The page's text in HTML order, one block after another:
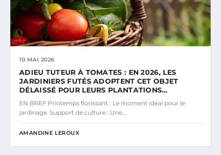
10 MAI 2026
ADIEU TUTEUR À TOMATES : EN 2026, LES
JARDINIERS FUTÉS ADOPTENT CET OBJET
DÉLAISSÉ POUR LEURS PLANTATIONS…
EN BREF Printemps florissant : Le moment idéal pour le
jardinage. Support de culture : Une…
AMANDINE LEROUX